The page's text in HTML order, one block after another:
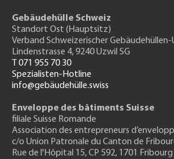
Gebäudehülle Schweiz
Standort Ost (Hauptsitz)
Verband Schweizerischer
Lindenstrasse 4, 9240 Uzwil SG
T 071 955 70 30
Spezialisten-Hotline
info@gebäudehülle.swiss
Enveloppe des bâtiments Suisse
filiale Suisse Romande
Association des entrepreneurs
c/o Union Patronale du Canton de
Rue de l'Hôpital 15, CP 592, 1701 Fribourg